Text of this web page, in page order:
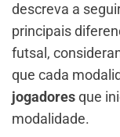
descreva a
principais
futsal,
que cada
jogadoresque
modalidade.